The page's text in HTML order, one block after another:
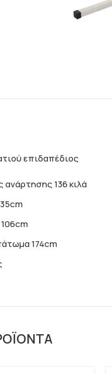
επιδαπέδιος
136 κιλά
174cm